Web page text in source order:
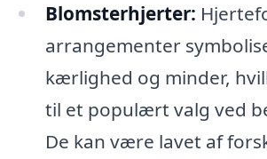
Blomsterhjerter:
arrangementer
kærlighed og minder,
til et populært valg ved
De kan være lavet af